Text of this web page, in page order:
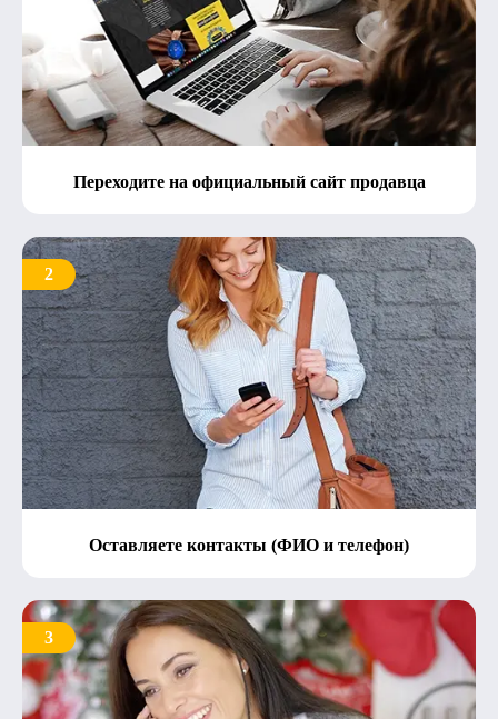
Переходите на официальный сайт продавца
2
Оставляете контакты (ФИО и телефон)
3